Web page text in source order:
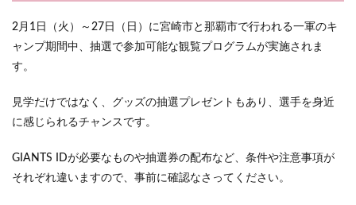
2月1日（火）～27日（日）に宮崎市と那覇市で行われる一軍のキ
ャンプ期間中、抽選で参加可能な観覧プログラムが実施されま
す。
見学だけではなく、グッズの抽選プレゼントもあり、選手を身近
に感じられるチャンスです。
GIANTS IDが必要なものや抽選券の配布など、条件や注意事項が
それぞれ違いますので、事前に確認なさってください。